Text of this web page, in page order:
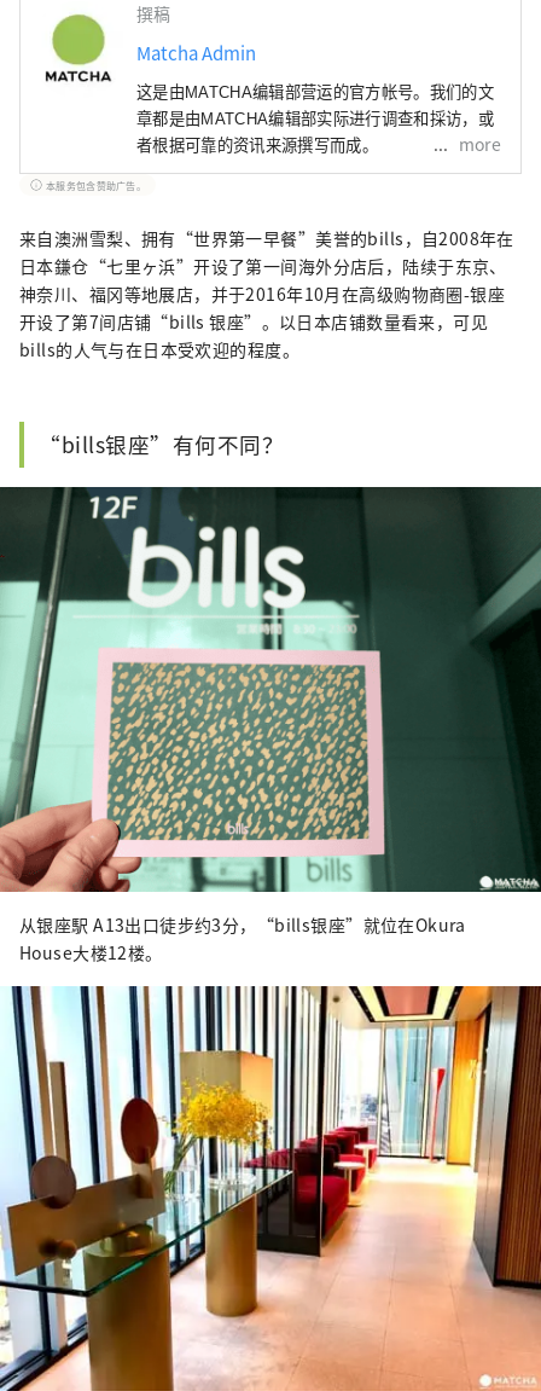
撰稿
Matcha Admin
这是由MATCHA编辑部营运的官方帐号。我们的文
章都是由MATCHA编辑部实际进行调查和採访，或
者根据可靠的资讯来源撰写而成。
more
本服务包含赞助广告。
来自澳洲雪梨、拥有“世界第一早餐”美誉的bills，自2008年在
日本鎌仓“七里ヶ浜”开设了第一间海外分店后，陆续于东京、
神奈川、福冈等地展店，并于2016年10月在高级购物商圈-银座
开设了第7间店铺“bills 银座”。以日本店铺数量看来，可见
bills的人气与在日本受欢迎的程度。
“bills银座”有何不同？
从银座駅 A13出口徒步约3分，“bills银座”就位在Okura
House大楼12楼。